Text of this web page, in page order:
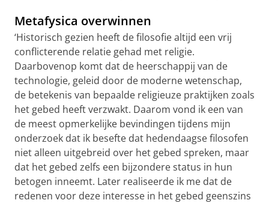
Metafysica overwinnen
‘Historisch gezien heeft de filosofie altijd een vrij
conflicterende relatie gehad met religie.
Daarbovenop komt dat de heerschappij van de
technologie, geleid door de moderne wetenschap,
de betekenis van bepaalde religieuze praktijken zoals
het gebed heeft verzwakt. Daarom vond ik een van
de meest opmerkelijke bevindingen tijdens mijn
onderzoek dat ik besefte dat hedendaagse filosofen
niet alleen uitgebreid over het gebed spreken, maar
dat het gebed zelfs een bijzondere status in hun
betogen inneemt. Later realiseerde ik me dat de
redenen voor deze interesse in het gebed geenszins